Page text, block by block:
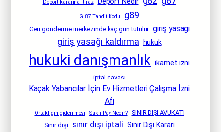
Deport kararına itiraz
G 87 Tahdit Kodu g89
Geri gönderme merkezinde kaç gün tutulur giriş yasağı
giriş yasağı kaldırma hukuk
hukuki danışmanlık ikamet izni
iptal davası
Kaçak Yabancılar İçin Ev Hizmetleri Çalışma İzni
Afı
Ortaklığın giderilmesi Saklı Pay Nedir?
SINIR DIŞI AVUKATI
Sınır dışı
sınır dışı iptali Sınır Dışı Kararı